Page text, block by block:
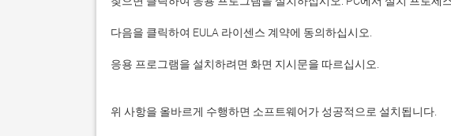
위 사항을 올바르게 수행하면 소프트웨어가 성공적으로 설치됩니다.